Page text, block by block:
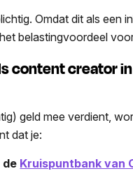
Omdat dit als een
belastingvoordeel
content creator
geld mee verdient,
dat je:
de Kruispuntbank van